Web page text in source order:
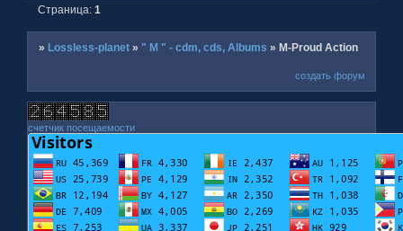
Страница:1
»Lossless-planet » " M " - cdm, cds, Albums »M-Proud Action
создать форум
счетчик посещаемости